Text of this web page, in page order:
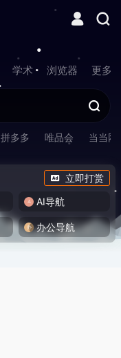
学术 浏览器 更多
拼多多 唯品会 当当网
立即打赏
AI导航
办公导航